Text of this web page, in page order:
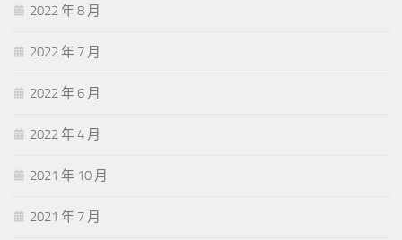
2022 年 8 月
2022 年 7 月
2022 年 6 月
2022 年 4 月
2021 年 10 月
2021 年 7 月